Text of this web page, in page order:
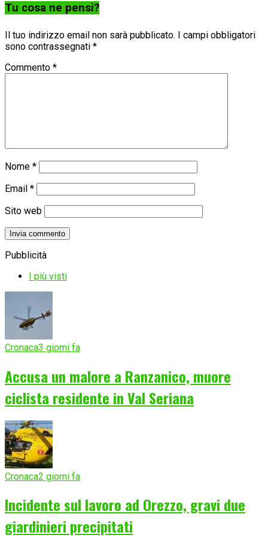
Tu cosa ne pensi?
Il tuo indirizzo email non sarà pubblicato. I campi obbligatori
sono contrassegnati *
Commento *
Nome *
Email *
Sito web
Pubblicità
I più visti
Cronaca3 giorni fa
Accusa un malore a Ranzanico, muore
ciclista residente in Val Seriana
Cronaca2 giorni fa
Incidente sul lavoro ad Orezzo, gravi due
giardinieri precipitati